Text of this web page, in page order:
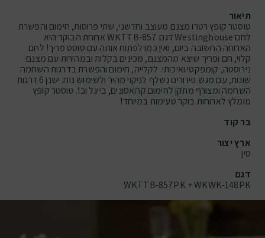
תיאור
טוסטר קופץ רטרו מצנם מעוצב וחדשני, שתי פרוסות, חימום והפשרת
לחם Westinghouse דגם WKTTB-857 ארוחת הבוקר היא
הארוחה החשובה ביום, ואין כמו לפתוח אותה עם טוסט פריך! לחם
קלוי, חם ופריך שיצא מהמצנם, מכינים בקלות ובמהירות עם מצנם
נירוסטה, קומפקטי ואיכותי. לקלייה, חימום והפשרת בדרגות השחמה
שונות, עם מגש פירורים נשלף לניקוי מהיר ולשימוש נוח. ישנן 6 דרגות
השחמה ומצורף מתקן לחימום קרואסונים, בייגל וכו'. טוסטר קופץ
מומלץ לארוחות בוקר טעימות במיוחד!
בר קוד
ארץ יצור
סין
דגם
WKTTB-857PK + WKWK-148PK